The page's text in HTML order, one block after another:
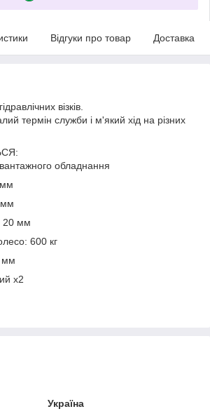
Відгуки про товар Доставка
візків.
термін служби і м'який хід на різних
обладнання
20 мм
600 кг
мм
х2
Україна